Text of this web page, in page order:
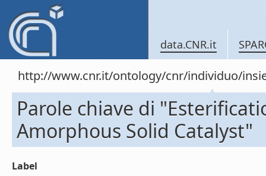
data.CNR.it
http://www.cnr.it/ontology/cnr/individuo/
Parole chiave di
Amorphous Solid Catalyst"
Label